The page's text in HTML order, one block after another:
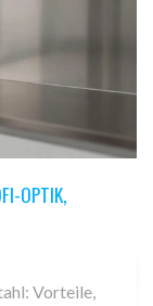
OPTIK,
Vorteile,